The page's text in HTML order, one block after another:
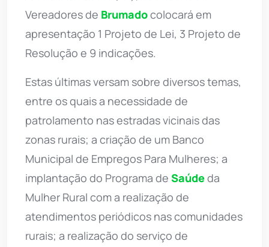
Vereadores de Brumadocolocará em
apresentação 1 Projeto de Lei, 3 Projeto de
Resolução e 9 indicações.
Estas últimas versam sobre diversos temas,
entre os quais a necessidade de
patrolamento nas estradas vicinais das
zonas rurais; a criação de um Banco
Municipal de Empregos Para Mulheres; a
implantação do Programa de Saúdeda
Mulher Rural com a realização de
atendimentos periódicos nas comunidades
rurais; a realização do serviço de